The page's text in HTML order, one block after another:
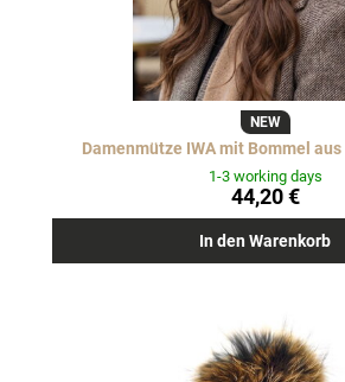
NEW
Damenmütze IWA mit Bommel
1-3 working days
44,20 €
In den Warenkorb